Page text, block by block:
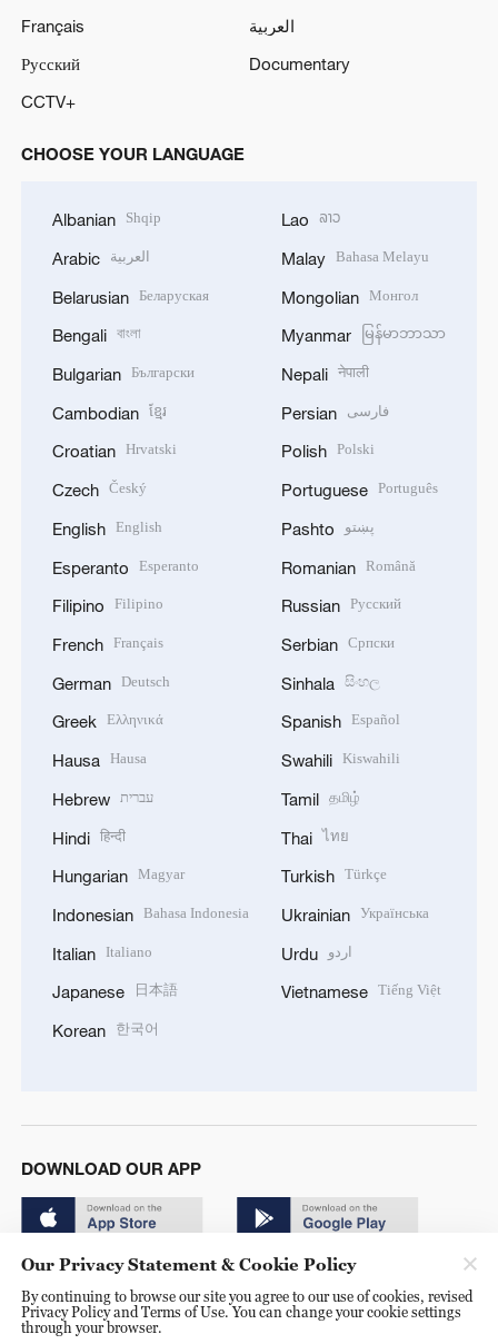
Français
العربية
Русский
Documentary
CCTV+
CHOOSE YOUR LANGUAGE
Albanian Shqip
Arabic العربية
Belarusian Беларуская
Bengali বাংলা
Bulgarian Български
Cambodian ខ្មែរ
Croatian Hrvatski
Czech Český
English English
Esperanto Esperanto
Filipino Filipino
French Français
German Deutsch
Greek Ελληνικά
Hausa Hausa
Hebrew עברית
Hindi हिन्दी
Hungarian Magyar
Indonesian Bahasa Indonesia
Italian Italiano
Japanese 日本語
Korean 한국어
Lao ລາວ
Malay Bahasa Melayu
Mongolian Монгол
Myanmar မြန်မာဘာသာ
Nepali नेपाली
Persian فارسی
Polish Polski
Portuguese Português
Pashto پښتو
Romanian Română
Russian Русский
Serbian Српски
Sinhala සිංහල
Spanish Español
Swahili Kiswahili
Tamil தமிழ்
Thai ไทย
Turkish Türkçe
Ukrainian Українська
Urdu اردو
Vietnamese Tiếng Việt
DOWNLOAD OUR APP
© China Radio International.CRI. All Rights Reserved. 16A
Our Privacy Statement & Cookie Policy
By continuing to browse our site you agree to our use of cookies, revised
Privacy Policy and Terms of Use. You can change your cookie settings
through your browser.